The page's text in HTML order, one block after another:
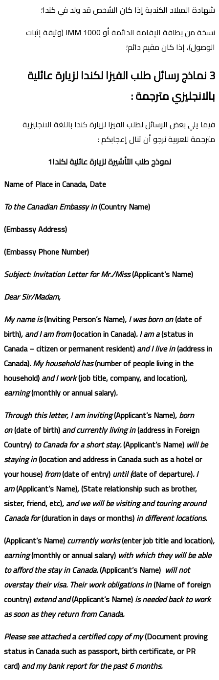
شهادة الميلاد الكندية إذا كان الشخص قد ولد في كندا؛
نسخة من بطاقة الإقامة الدائمة أو IMM 1000 (وثيقة إثبات
الوصول)، إذا كان مقيم دائم؛
3نماذج رسائل طلب الفيزا لكندا لزيارة عائلية
بالانجليزي مترجمة:
فيما يلي بعض الرسائل لطلب الفيزا لزيارة كندا باللغة الانجليزية
مترجمة للعربية نرجو أن تنال إعجابكم :
نموذج طلب التأشيرة لزيارة عائلية لكندا1
Name of Place in Canada, Date
To the Canadian Embassy in(Country Name)
(Embassy Address)
(Embassy Phone Number)
Subject: Invitation Letter for Mr./Miss(Applicant’s Name)
Dear Sir/Madam,
My name is(Inviting Person’s Name), I was born on(date of
birth), and I am from(location in Canada). I am a(status in
Canada – citizen or permanent resident)and I live in(address in
Canada). My household has(number of people living in the
household)and I work(job title, company, and location),
earning(monthly or annual salary).
Through this letter, I am inviting(Applicant’s Name), born
on(date of birth)and currently living in(address in Foreign
Country) to Canada for a short stay.(Applicant’s Name) will be
staying in(location and address in Canada such as a hotel or
your house)from(date of entry)until (date of departure). I
am(Applicant’s Name),(State relationship such as brother,
sister, friend, etc), and we will be visiting and touring around
Canada for(duration in days or months)in different locations.
(Applicant’s Name)currently works(enter job title and location),
earning(monthly or annual salary) with which they will be able
to afford the stay in Canada.(Applicant’s Name) will not
overstay their visa. Their work obligations in(Name of foreign
country)extend and(Applicant’s Name)is needed back to work
as soon as they return from Canada.
Please see attached a certified copy of my(Document proving
status in Canada such as passport, birth certificate, or PR
card)and my bank report for the past 6 months.